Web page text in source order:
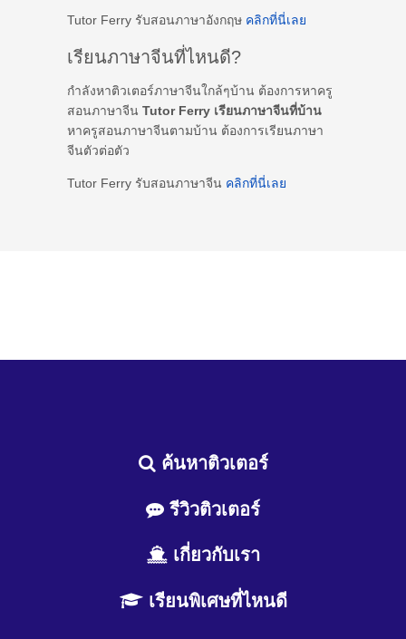
Tutor Ferry รับสอนภาษาอังกฤษ คลิกที่นี่เลย
เรียนภาษาจีนที่ไหนดี?
กำลังหาติวเตอร์ภาษาจีนใกล้ๆบ้าน ต้องการหาครู
สอนภาษาจีน Tutor Ferry เรียนภาษาจีนที่บ้าน
หาครูสอนภาษาจีนตามบ้าน ต้องการเรียนภาษา
จีนตัวต่อตัว
Tutor Ferry รับสอนภาษาจีน คลิกที่นี่เลย
ค้นหาติวเตอร์
รีวิวติวเตอร์
เกี่ยวกับเรา
เรียนพิเศษที่ไหนดี